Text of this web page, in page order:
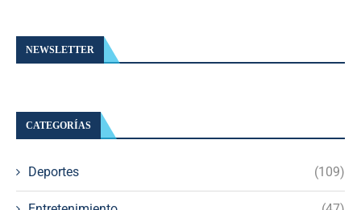
NEWSLETTER
CATEGORÍAS
Deportes (109)